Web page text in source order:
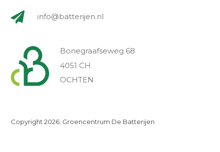
info@batterijen.nl
Bonegraafseweg 68
4051 CH
OCHTEN
Copyright 2026: Groencentrum De Batterijen